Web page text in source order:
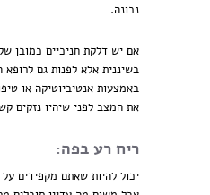
נכונה.
אם יש דלקת חניכיים כמובן
בשיננית אלא לפנות גם לרופא
באמצעות אנטיביוטיקה או
את המצב לפני שיהיו נזקים
ריח רע בפה:
יכול להיות שאתם מקפידים